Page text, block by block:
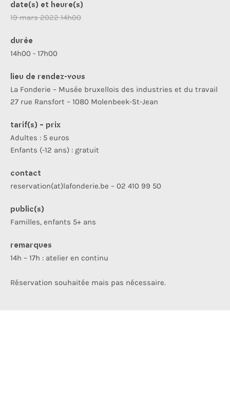
date(s) et heure(s)
19 mars 2022 14h00
durée
14h00 - 17h00
lieu de rendez-vous
La Fonderie – Musée bruxellois des industries et du travail
27 rue Ransfort – 1080 Molenbeek-St-Jean
tarif(s) - prix
Adultes : 5 euros
Enfants (-12 ans) : gratuit
contact
reservation(at)lafonderie.be – 02 410 99 50
public(s)
Familles, enfants 5+ ans
remarques
14h – 17h : atelier en continu
Réservation souhaitée mais pas nécessaire.